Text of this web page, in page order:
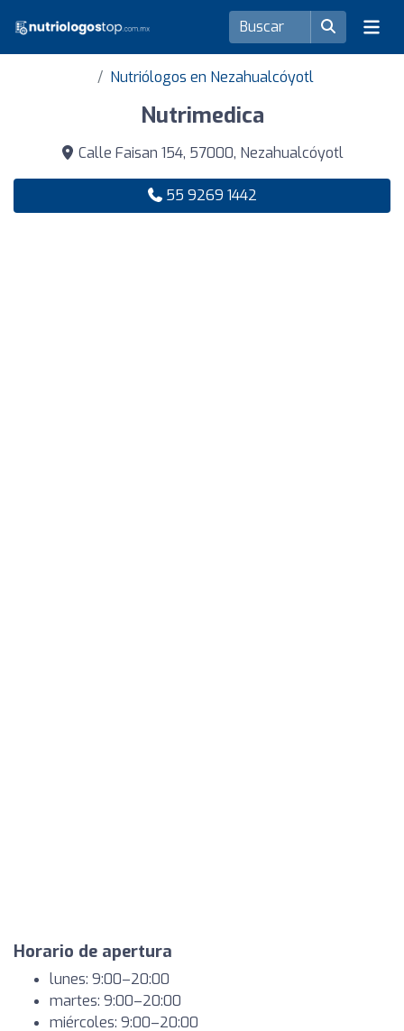
Nutriólogos en Nezahualcóyotl
Nutrimedica
Calle Faisan 154, 57000, Nezahualcóyotl
55 9269 1442
Horario de apertura
lunes: 9:00–20:00
martes: 9:00–20:00
miércoles: 9:00–20:00